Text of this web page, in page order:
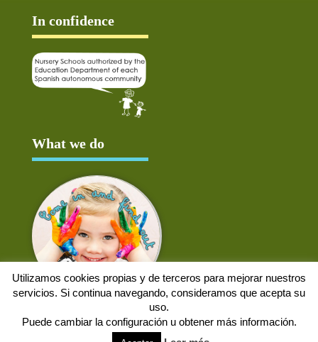
In confidence
What we do
Utilizamos cookies propias y de terceros para mejorar nuestros
servicios. Si continua navegando, consideramos que acepta su
uso.
Puede cambiar la configuración u obtener más información.
Aviso Legal Política de cookies Protección de datos Solicitud de baja